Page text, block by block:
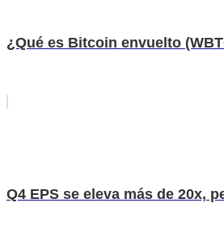
¿Qué es Bitcoin envuelto
Q4 EPS se eleva más de 20x,